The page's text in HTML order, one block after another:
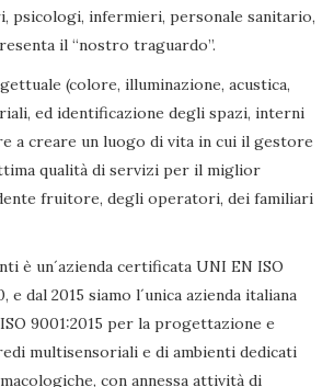
psicologi, infermieri, personale sanitario,
il “nostro traguardo”.
(colore, illuminazione, acustica,
ed identificazione degli spazi, interni
a creare un luogo di vita in cui il gestore
qualità di servizi per il miglior
fruitore, degli operatori, dei familiari
è un´azienda certificata UNI EN ISO
e dal 2015 siamo l´unica azienda italiana
9001:2015 per la progettazione e
multisensoriali e di ambienti dedicati
con annessa attività di